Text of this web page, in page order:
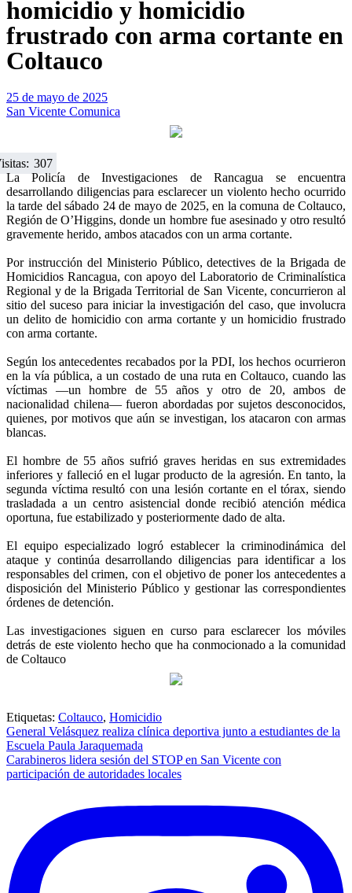
homicidio y homicidio
frustrado con arma cortante en
Coltauco
25 de mayo de 2025
San Vicente Comunica
307
La Policía de Investigaciones de Rancagua se encuentra
desarrollando diligencias para esclarecer un violento hecho ocurrido
la tarde del sábado 24 de mayo de 2025, en la comuna de Coltauco,
Región de O’Higgins, donde un hombre fue asesinado y otro resultó
gravemente herido, ambos atacados con un arma cortante.
Por instrucción del Ministerio Público, detectives de la Brigada de
Homicidios Rancagua, con apoyo del Laboratorio de Criminalística
Regional y de la Brigada Territorial de San Vicente, concurrieron al
sitio del suceso para iniciar la investigación del caso, que involucra
un delito de homicidio con arma cortante y un homicidio frustrado
con arma cortante.
Según los antecedentes recabados por la PDI, los hechos ocurrieron
en la vía pública, a un costado de una ruta en Coltauco, cuando las
víctimas —un hombre de 55 años y otro de 20, ambos de
nacionalidad chilena— fueron abordadas por sujetos desconocidos,
quienes, por motivos que aún se investigan, los atacaron con armas
blancas.
El hombre de 55 años sufrió graves heridas en sus extremidades
inferiores y falleció en el lugar producto de la agresión. En tanto, la
segunda víctima resultó con una lesión cortante en el tórax, siendo
trasladada a un centro asistencial donde recibió atención médica
oportuna, fue estabilizado y posteriormente dado de alta.
El equipo especializado logró establecer la criminodinámica del
ataque y continúa desarrollando diligencias para identificar a los
responsables del crimen, con el objetivo de poner los antecedentes a
disposición del Ministerio Público y gestionar las correspondientes
órdenes de detención.
Las investigaciones siguen en curso para esclarecer los móviles
detrás de este violento hecho que ha conmocionado a la comunidad
de Coltauco
Etiquetas: Coltauco, Homicidio
Navegación
de
entradas
General Velásquez realiza clínica deportiva junto a estudiantes de la
Escuela Paula Jaraquemada
Carabineros lidera sesión del STOP en San Vicente con
participación de autoridades locales